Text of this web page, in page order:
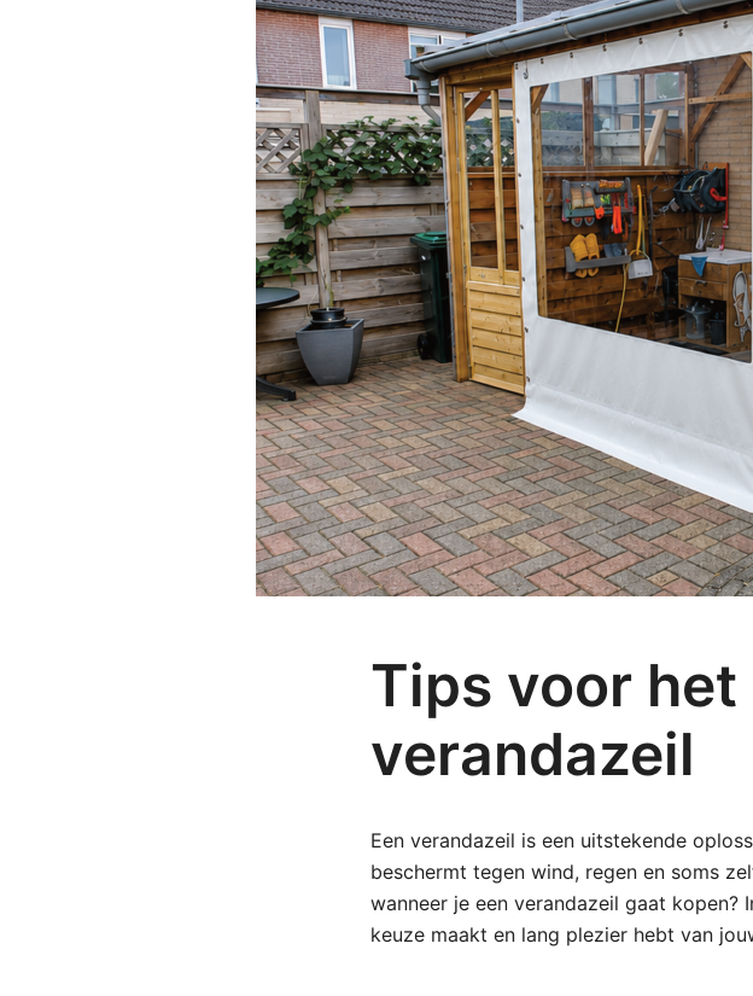
Tips voor het
verandazeil
Een verandazeil is een uitstekende
beschermt tegen wind, regen en soms
wanneer je een verandazeil gaat
keuze maakt en lang plezier hebt van